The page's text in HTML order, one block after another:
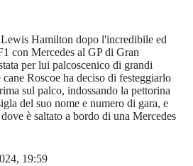
Hamilton dopo l'incredibile ed
con Mercedes al GP di Gran
per lui palcoscenico di grandi
Roscoe ha deciso di festeggiarlo
sul palco, indossando la pettorina
del suo nome e numero di gara, e
è saltato a bordo di una Mercedes
19:59